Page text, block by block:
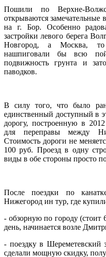
Пошили по Верхне-
открываются
на г. Бор. Особенно
застройки левого берега
Новгород, а Москва, то
нашпиговали бы всю
подвижность грунта и
паводков.
В силу того, что было
единственный доступный в
дорогу, построенную в
для переправы между
Стоимость дороги не
100 руб. Проезд в одну
виды в обе стороны просто
После поездки по
Нижегород ин тур, где
- обзорную по городу (стоит
день, начинается возле
- поездку в Шереметевский
сделали мощную скидку,